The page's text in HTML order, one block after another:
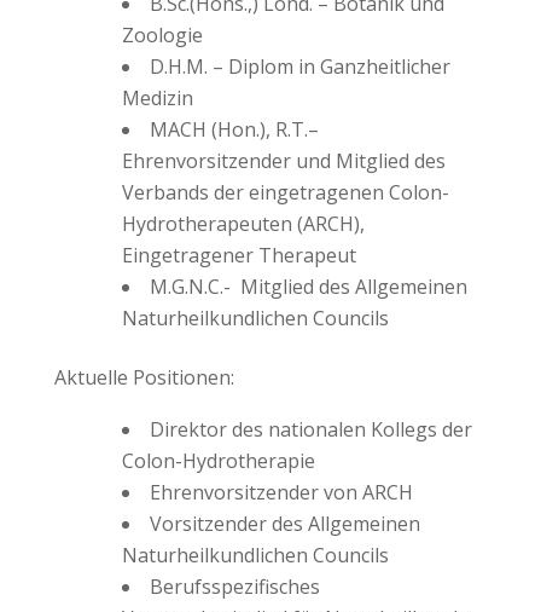
Zoologie
D.H.M. – Diplom in Ganzheitlicher
Medizin
MACH (Hon.), R.T.–
Ehrenvorsitzender und Mitglied des
Verbands der eingetragenen Colon-
Hydrotherapeuten (ARCH),
Eingetragener Therapeut
M.G.N.C.- Mitglied des Allgemeinen
Naturheilkundlichen Councils
Aktuelle Positionen:
Direktor des nationalen Kollegs der
Colon-Hydrotherapie
Ehrenvorsitzender von ARCH
Vorsitzender des Allgemeinen
Naturheilkundlichen Councils
Berufsspezifisches